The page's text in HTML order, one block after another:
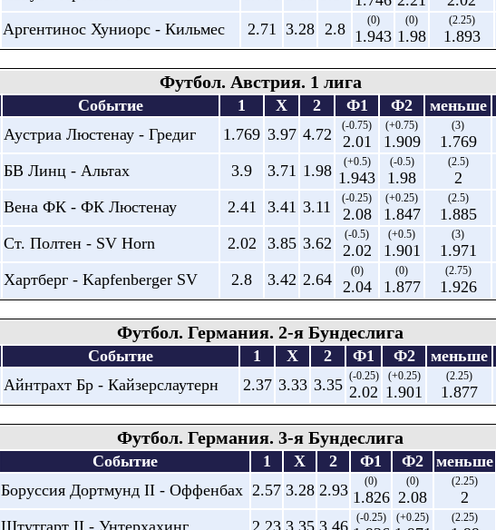
Аргентинос Хуниорс - Кильмес 2.71 3.28 2.8 (0)
1.943
(0)
1.98
(2.25)
1.893
Футбол. Австрия. 1 лига
Событие 1 X 2 Ф1 Ф2 меньше
Аустриа Люстенау - Гредиг 1.769 3.97 4.72 (-0.75)
2.01
(+0.75)
1.909
(3)
1.769
БВ Линц - Альтах 3.9 3.71 1.98 (+0.5)
1.943
(-0.5)
1.98
(2.5)
2
Вена ФК - ФК Люстенау 2.41 3.41 3.11 (-0.25)
2.08
(+0.25)
1.847
(2.5)
1.885
Ст. Полтен - SV Horn 2.02 3.85 3.62 (-0.5)
2.02
(+0.5)
1.901
(3)
1.971
Хартберг - Kapfenberger SV 2.8 3.42 2.64 (0)
2.04
(0)
1.877
(2.75)
1.926
Футбол. Германия. 2-я Бундеслига
Событие 1 X 2 Ф1 Ф2 меньше
Айнтрахт Бр - Кайзерслаутерн 2.37 3.33 3.35 (-0.25)
2.02
(+0.25)
1.901
(2.25)
1.877
Футбол. Германия. 3-я Бундеслига
Событие 1 X 2 Ф1 Ф2 меньше
Боруссия Дортмунд II - Оффенбах 2.57 3.28 2.93 (0)
1.826
(0)
2.08
(2.25)
2
Штутгарт II - Унтерхахинг 2.23 3.35 3.46 (-0.25) (+0.25) (2.25)